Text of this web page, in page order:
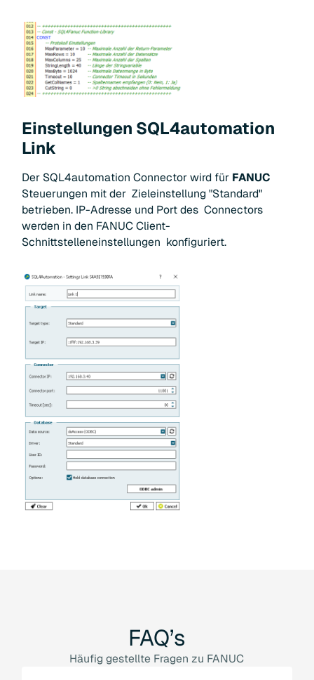
Einstellungen SQL4automation
Link
Der SQL4automation Connector wird für FANUC
Steuerungen mit der Zieleinstellung "Standard"
betrieben. IP-Adresse und Port des Connectors
werden in den FANUC Client-
Schnittstelleneinstellungen konfiguriert.
FAQ’s
Häufig gestellte Fragen zu FANUC